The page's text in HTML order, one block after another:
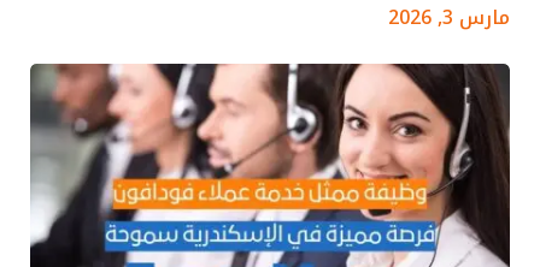
مارس 3, 2026